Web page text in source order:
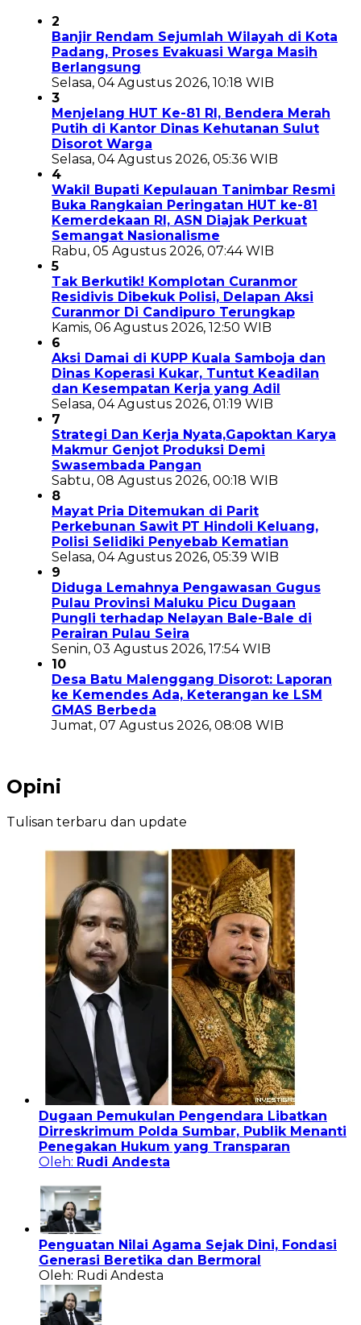
2
Banjir Rendam Sejumlah Wilayah di Kota
Padang, Proses Evakuasi Warga Masih
Berlangsung
Selasa, 04 Agustus 2026, 10:18 WIB
3
Menjelang HUT Ke-81 RI, Bendera Merah
Putih di Kantor Dinas Kehutanan Sulut
Disorot Warga
Selasa, 04 Agustus 2026, 05:36 WIB
4
Wakil Bupati Kepulauan Tanimbar Resmi
Buka Rangkaian Peringatan HUT ke-81
Kemerdekaan RI, ASN Diajak Perkuat
Semangat Nasionalisme
Rabu, 05 Agustus 2026, 07:44 WIB
5
Tak Berkutik! Komplotan Curanmor
Residivis Dibekuk Polisi, Delapan Aksi
Curanmor Di Candipuro Terungkap
Kamis, 06 Agustus 2026, 12:50 WIB
6
Aksi Damai di KUPP Kuala Samboja dan
Dinas Koperasi Kukar, Tuntut Keadilan
dan Kesempatan Kerja yang Adil
Selasa, 04 Agustus 2026, 01:19 WIB
7
Strategi Dan Kerja Nyata,Gapoktan Karya
Makmur Genjot Produksi Demi
Swasembada Pangan
Sabtu, 08 Agustus 2026, 00:18 WIB
8
Mayat Pria Ditemukan di Parit
Perkebunan Sawit PT Hindoli Keluang,
Polisi Selidiki Penyebab Kematian
Selasa, 04 Agustus 2026, 05:39 WIB
9
Diduga Lemahnya Pengawasan Gugus
Pulau Provinsi Maluku Picu Dugaan
Pungli terhadap Nelayan Bale-Bale di
Perairan Pulau Seira
Senin, 03 Agustus 2026, 17:54 WIB
10
Desa Batu Malenggang Disorot: Laporan
ke Kemendes Ada, Keterangan ke LSM
GMAS Berbeda
Jumat, 07 Agustus 2026, 08:08 WIB
Opini
Tulisan terbaru dan update
Dugaan Pemukulan Pengendara Libatkan
Dirreskrimum Polda Sumbar, Publik Menanti
Penegakan Hukum yang Transparan
Oleh: Rudi Andesta
Penguatan Nilai Agama Sejak Dini, Fondasi
Generasi Beretika dan Bermoral
Oleh: Rudi Andesta